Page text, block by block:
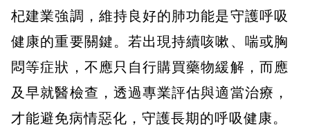
杞建業強調，維持良好的肺功能是守護呼吸
健康的重要關鍵。若出現持續咳嗽、喘或胸
悶等症狀，不應只自行購買藥物緩解，而應
及早就醫檢查，透過專業評估與適當治療，
才能避免病情惡化，守護長期的呼吸健康。